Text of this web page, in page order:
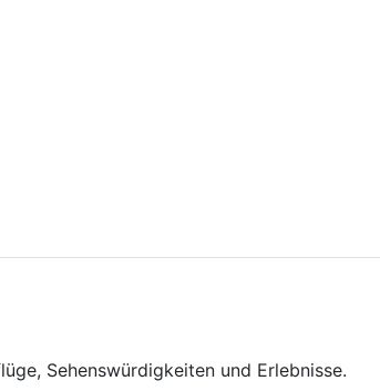
Sehenswürdigkeiten und Erlebnisse.